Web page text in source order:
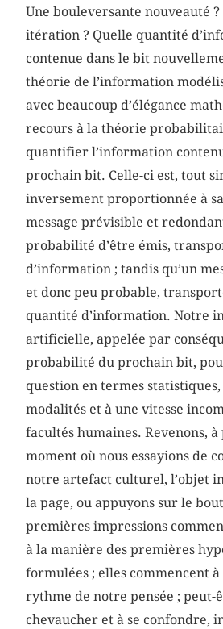
Une bouleversante nouveauté ?
itération ? Quelle quantité
contenue dans le bit
théorie de l’information
avec beaucoup d’élégance
recours à la théorie
quantifier l’information
prochain bit. Celle-ci est, tout
inversement proportionnée à
message prévisible et
probabilité d’être émis,
d’information ; tandis qu’un
et donc peu probable,
quantité d’information. Notre
artificielle, appelée par
probabilité du prochain bit,
question en termes statistiques,
modalités et à une vitesse
facultés humaines. Revenons,
moment où nous essayions de
notre artefact culturel, l’objet
la page, ou appuyons sur le
premières impressions
à la manière des premières
formulées ; elles commencent
rythme de notre pensée ; peut-
chevaucher et à se confondre,